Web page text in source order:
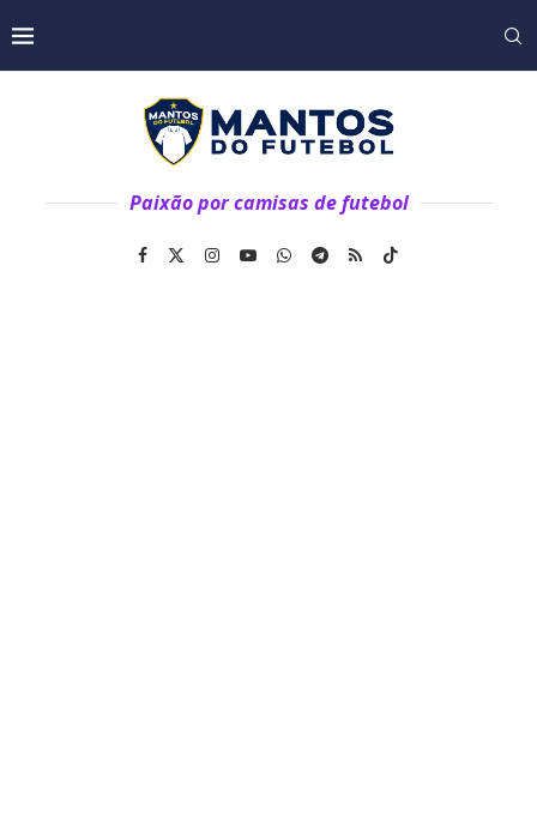
Paixão por camisas de futebol